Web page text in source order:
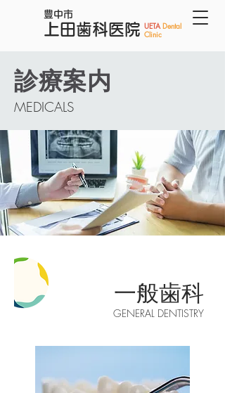
豊中市
上田歯科医院 ​​UETADental
Clinic
診療案内
MEDICALS
GENERAL DENTISTRY
一般歯科